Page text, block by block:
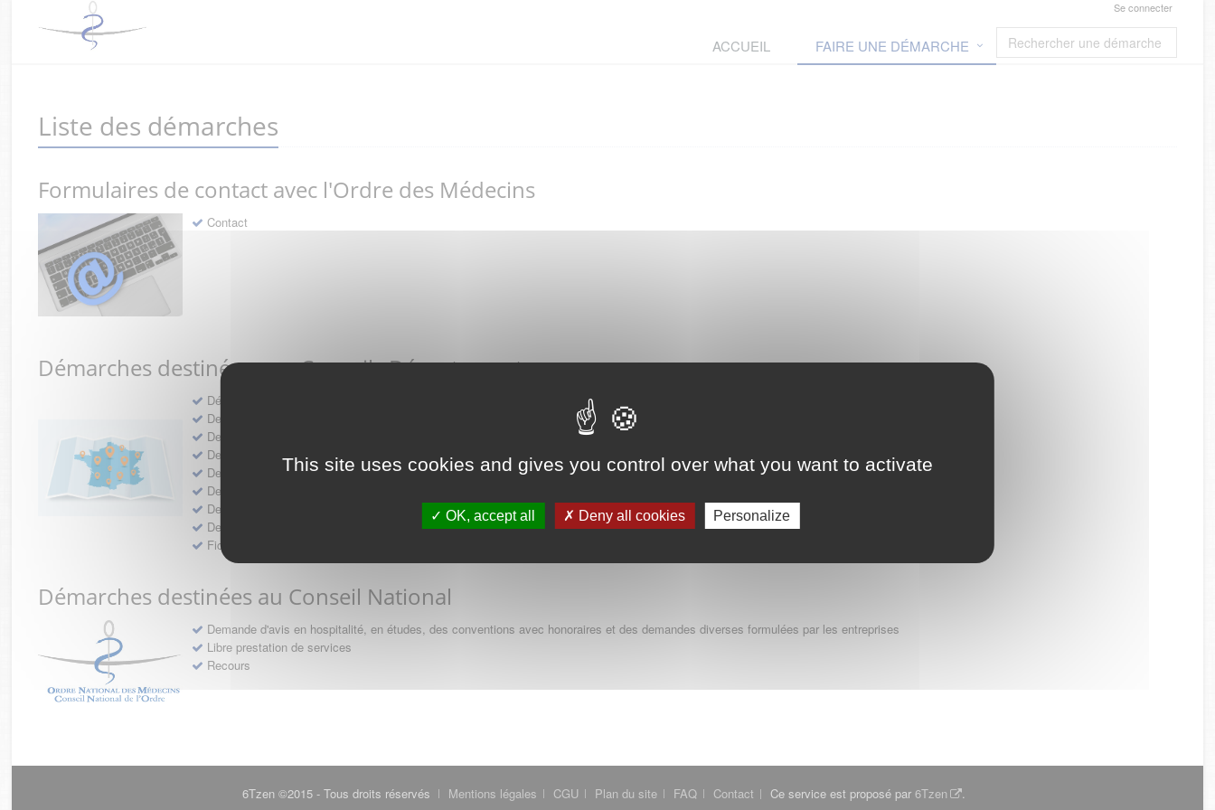
This site uses cookies and gives you control over what you want to activate
OK, accept all Deny all cookies Personalize
Se connecter
ACCUEIL FAIRE UNE DÉMARCHE
Liste des démarches
Formulaires de contact avec l'Ordre des Médecins
Contact
Démarches destinées aux Conseils Départementaux
Déclaration préalable d'ouverture d'un lieu d'exercice distinct - PROFESSIONNEL
Demande d'autorisation d'exercice d'une activité médicale libérale pendant une période de remplacement - PROFESSIONNEL
Demande d'autorisation d'installation après remplacement - PROFESSIONNEL
Demande d'autorisation de tenue de cabinet par un médecin - PROFESSIONNEL
Demande d'exemption de garde - PROFESSIONNEL
Demande d’autorisation de se faire assister par un médecin - PROFESSIONNEL
Demande d’autorisation d’exercice dans une unité mobile - PROFESSIONNEL
Demande d’installation dans un immeuble où exerce un médecin de même discipline - PROFESSIONNEL
Fiche de signalement d'agression
Démarches destinées au Conseil National
Demande d'avis en hospitalité, en études, des conventions avec honoraires et des demandes diverses formulées par les entreprises
Libre prestation de services
Recours
6Tzen ©2015 - Tous droits réservés Mentions légales CGU Plan du site FAQ Contact Ce service est proposé par6Tzen .